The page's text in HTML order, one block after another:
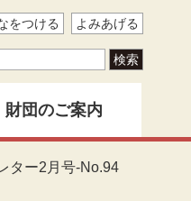
をつける よみあげる
財団のご案内
地域創造とは
ター2月号-No.94